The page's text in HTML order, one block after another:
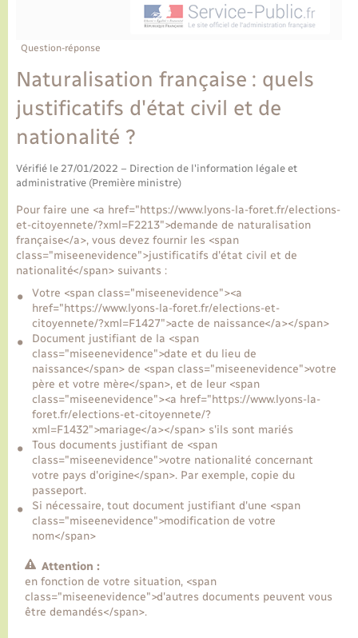
Bulletins d'informations communales
Le personnel municipal
Comment venir à Lyons-la-Forêt
Plan interactif
Présentation de la commune
Histoire et patrimoine
L’intercommunalité
Enfants – Jeunes
Social
Aide à domicile
Etat-civil - Papiers - Citoyenneté
Recensement
Logement - Urbanisme
Loisirs
Marchés de Lyons-la-Forêt
Nouvel habitant
Numérique et services - accompagnement
Organisation d’événement
Seniors
Transports
Voirie et espace public
Travaux - Autorisation d’occupation de l’espace
Question-réponse
Naturalisation française : quels
justificatifs d'état civil et de
nationalité ?
Vérifié le 27/01/2022 – Direction de l'information légale et
administrative (Première ministre)
Pour faire une <a href="https://www.lyons-la-foret.fr/elections-
et-citoyennete/?xml=F2213">demande de naturalisation
française</a>, vous devez fournir les <span
class="miseenevidence">justificatifs d'état civil et de
nationalité</span> suivants :
Votre <span class="miseenevidence"><a
href="https://www.lyons-la-foret.fr/elections-et-
citoyennete/?xml=F1427">acte de naissance</a></span>
Document justifiant de la <span
class="miseenevidence">date et du lieu de
naissance</span> de <span class="miseenevidence">votre
père et votre mère</span>, et de leur <span
class="miseenevidence"><a href="https://www.lyons-la-
foret.fr/elections-et-citoyennete/?
xml=F1432">mariage</a></span> s'ils sont mariés
Tous documents justifiant de <span
class="miseenevidence">votre nationalité concernant
votre pays d'origine</span>. Par exemple, copie du
passeport.
Si nécessaire, tout document justifiant d'une <span
class="miseenevidence">modification de votre
nom</span>
Attention :
en fonction de votre situation, <span
class="miseenevidence">d'autres documents peuvent vous
être demandés</span>.